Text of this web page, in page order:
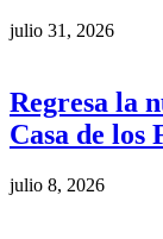
julio 31, 2026
Regresa la
Casa de los
julio 8, 2026